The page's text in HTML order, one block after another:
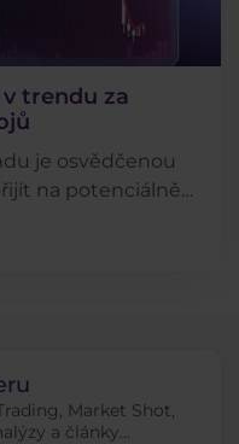
trendu za
je osvědčenou
na potenciálně
Dnes si proto
Market Shot,
a články...